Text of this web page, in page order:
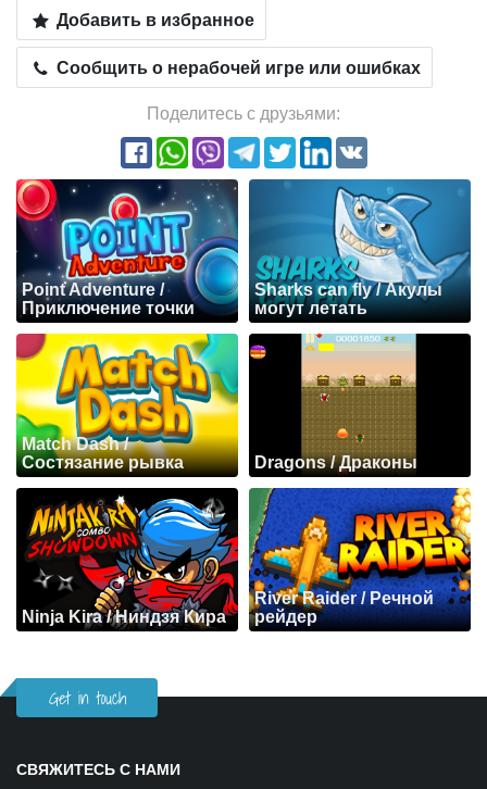
Добавить в избранное
Сообщить о нерабочей игре или ошибках
Поделитесь с друзьями:
Point Adventure /
Приключение точки
Sharks can fly / Акулы
могут летать
Match Dash /
Состязание рывка
Dragons / Драконы
Ninja Kira / Ниндзя Кира
River Raider / Речной
рейдер
Get in touch
СВЯЖИТЕСЬ С НАМИ